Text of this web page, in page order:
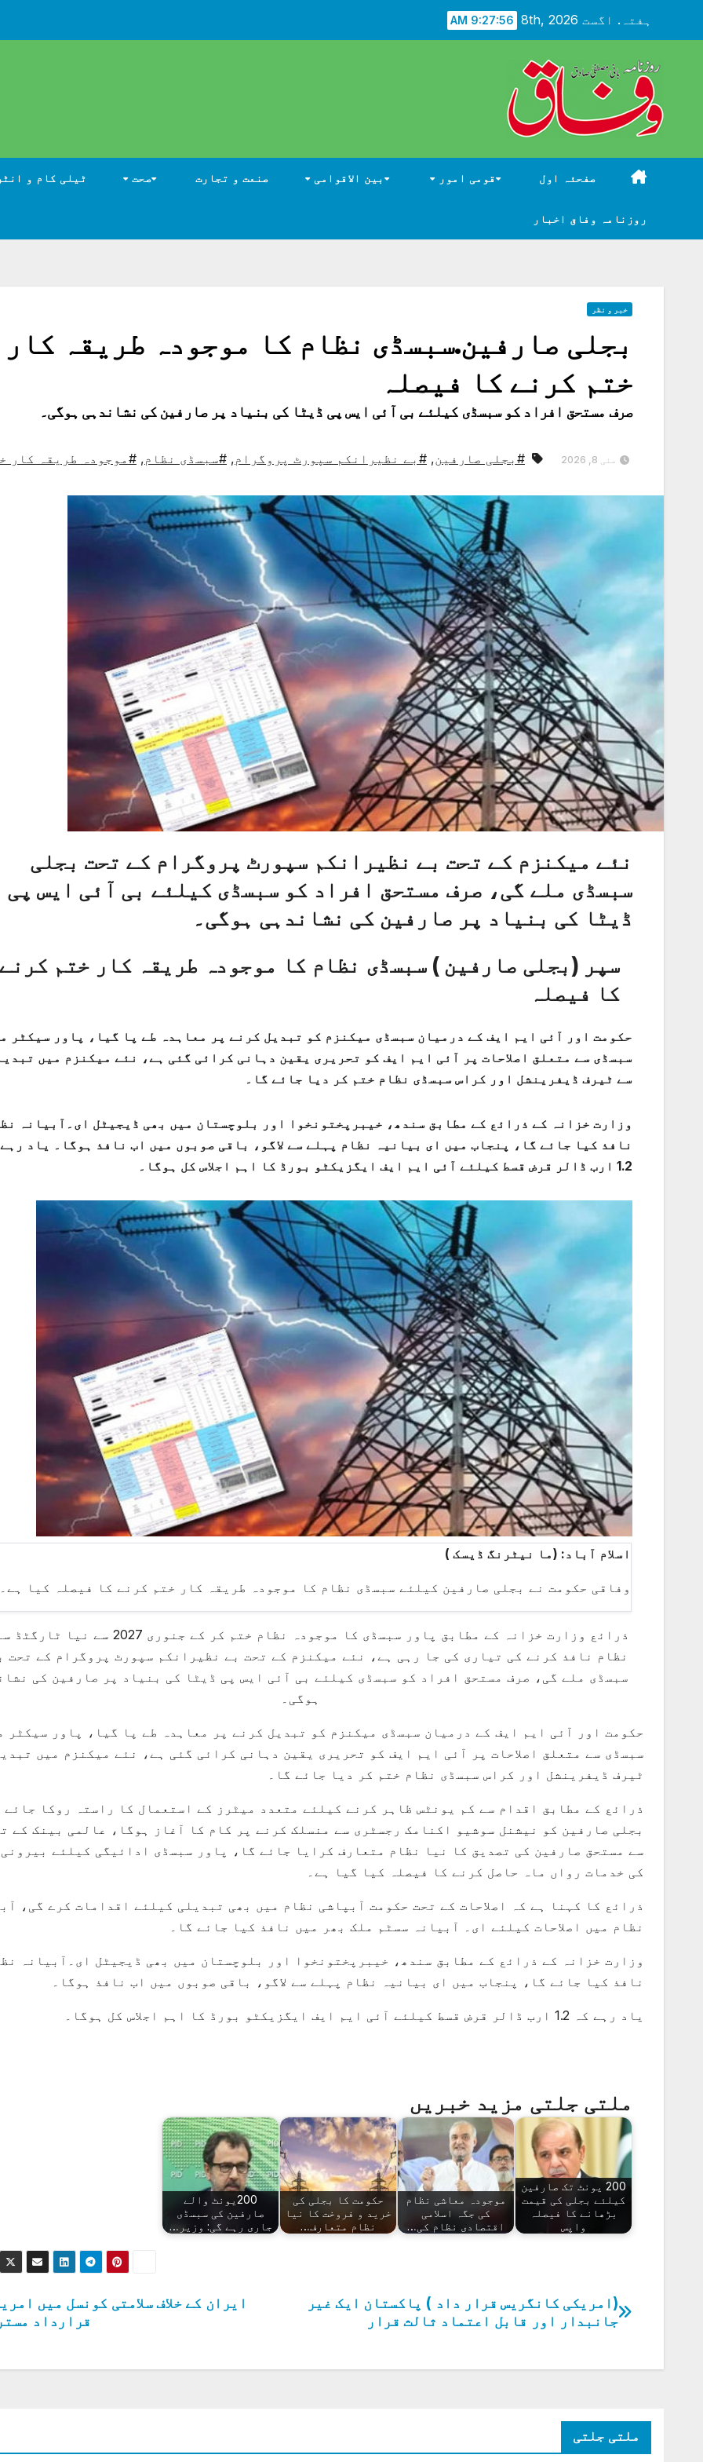
ہفتہ. اگست 8th, 2026 9:27:58 AM
صفحئہ اول قومی امور بین الاقوامی صنعت و تجارت صحت ٹیلی کام و
روزنامہ وفاق اخبار
خبر و نظر
بجلی صارفین.سبسڈی نظام کا موجودہ طریقہ کار
ختم کرنے کا فیصلہ
صرف مستحق افراد کو سبسڈی کیلئے بی آئی ایس پی ڈیٹا کی بنیاد پر صارفین کی نشاندہی ہوگی۔
مئی 8, 2026 #بجلی صارفین, #بے نظیرانکم سپورٹ پروگرام, #سبسڈی نظام, #موجودہ طریقہ کار
نئے میکنزم کے تحت بے نظیرانکم سپورٹ پروگرام کے تحت بجلی
سبسڈی ملے گی، صرف مستحق افراد کو سبسڈی کیلئے بی آئی ایس پی
ڈیٹا کی بنیاد پر صارفین کی نشاندہی ہوگی۔
سپر (بجلی صارفین ) سبسڈی نظام کا موجودہ طریقہ کار ختم کرنے
کا فیصلہ
حکومت اور آئی ایم ایف کے درمیان سبسڈی میکنزم کو تبدیل کرنے پر معاہدہ طے پا گیا، پاور سیکٹر
سبسڈی سے متعلق اصلاحات پر آئی ایم ایف کو تحریری یقین دہانی کرائی گئی ہے، نئے میکنزم میں
سے ٹیرف ڈیفرینشل اور کراس سبسڈی نظام ختم کر دیا جائے گا۔
وزارت خزانہ کے ذرائع کے مطابق سندھ، خیبرپختونخوا اور بلوچستان میں بھی ڈیجیٹل ای۔آبیانہ
نافذ کیا جائے گا، پنجاب میں ای بیانیہ نظام پہلے سے لاگو، باقی صوبوں میں اب نافذ ہوگا۔ یاد رہے
1.2 ارب ڈالر قرض قسط کیلئے آئی ایم ایف ایگزیکٹو بورڈ کا اہم اجلاس کل ہوگا۔
اسلام آباد: (ما نیٹرنگ ڈیسک )
وفاقی حکومت نے بجلی صارفین کیلئے سبسڈی نظام کا موجودہ طریقہ کار ختم کرنے کا فیصلہ کیا ہے۔
ذرائع وزارت خزانہ کے مطابق پاور سبسڈی کا موجودہ نظام ختم کر کے جنوری
نظام نافذ کرنے کی تیاری کی جا رہی ہے، نئے میکنزم کے تحت بے نظیرانکم سپورٹ پروگرام کے تحت
سبسڈی ملے گی، صرف مستحق افراد کو سبسڈی کیلئے بی آئی ایس پی ڈیٹا کی بنیاد پر صارفین کی
ہوگی۔
حکومت اور آئی ایم ایف کے درمیان سبسڈی میکنزم کو تبدیل کرنے پر معاہدہ طے پا گیا، پاور سیکٹر
سبسڈی سے متعلق اصلاحات پر آئی ایم ایف کو تحریری یقین دہانی کرائی گئی ہے، نئے میکنزم میں
ٹیرف ڈیفرینشل اور کراس سبسڈی نظام ختم کر دیا جائے گا۔
ذرائع کے مطابق اقدام سے کم یونٹس ظاہر کرنے کیلئے متعدد میٹرز کے استعمال کا راستہ روکا جائے
بجلی صارفین کو نیشنل سوشیو اکنامک رجسٹری سے منسلک کرنے پر کام کا آغاز ہوگا، عالمی بینک کے
سے مستحق صارفین کی تصدیق کا نیا نظام متعارف کرایا جائے گا، پاور سبسڈی ادائیگی کیلئے
کی خدمات رواں ماہ حاصل کرنے کا فیصلہ کیا گیا ہے۔
ذرائع کا کہنا ہے کہ اصلاحات کے تحت حکومت آبپاشی نظام میں بھی تبدیلی کیلئے اقدامات کرے گی،
نظام میں اصلاحات کیلئے ای۔ آبیانہ سسٹم ملک بھر میں نافذ کیا جائے گا۔
وزارت خزانہ کے ذرائع کے مطابق سندھ، خیبرپختونخوا اور بلوچستان میں بھی ڈیجیٹل ای۔آبیانہ
نافذ کیا جائے گا، پنجاب میں ای بیانیہ نظام پہلے سے لاگو، باقی صوبوں میں اب نافذ ہوگا۔
یاد رہے کہ 1.2 ارب ڈالر قرض قسط کیلئے آئی ایم ایف ایگزیکٹو بورڈ کا اہم اجلاس کل ہوگا۔
ملتی جلتی مزید خبریں
200 یونٹ تک صارفین
کیلئے بجلی کی قیمت
بڑھانے کا فیصلہ
واپس
موجودہ معاشی نظام
کی جگہ اسلامی
اقتصادی نظام کی…
حکومت کا بجلی کی
خرید و فروخت کا نیا
نظام متعارف…
200یونٹ والے
صارفین کی سبسڈی
جاری رہے گی: وزیر…
پوسٹوں
نیویگیشن
ایران کے خلاف سلامتی کونسل میں
قرارداد
(امریکی کانگریس قرار داد ) پاکستان ایک غیر
جانبدار اور قابل اعتماد ثالث قرار
ملتی جلتی